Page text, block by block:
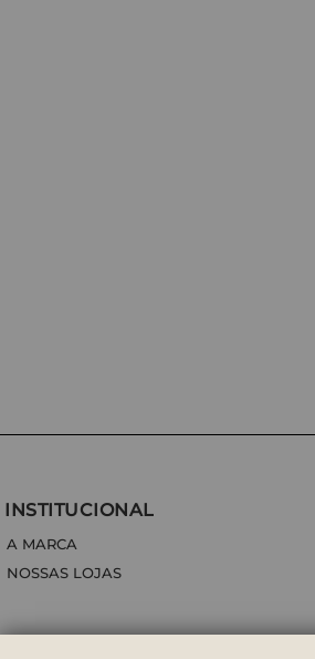
INSTITUCIONAL
A MARCA
NOSSAS LOJAS